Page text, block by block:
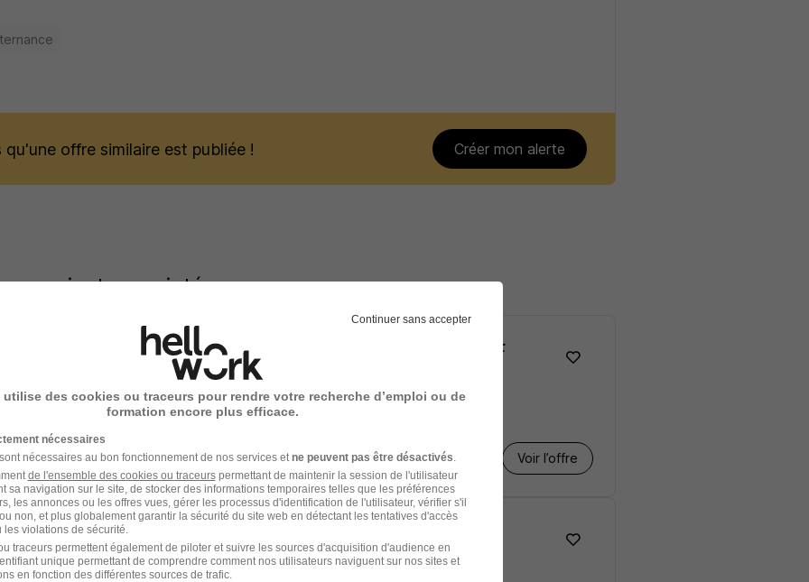
offre similaire est publiée ! Créer mon alerte
vous intéresser
Apprenti Vendeur en Boulangerie-Pâtisserie H/F
Maisons-Laffitte - 78 Alternance
Voir l’offre
il y a 8 jours
Apprenti Vendeur - Saint Mard H/F
Boulangerie Louise
Continuer sans accepter
utilise des cookies ou traceurs pour rendre votre recherche d’emploi ou de
formation encore plus efficace.
nécessaires
nécessaires au bon fonctionnement de nos services et ne peuvent pas être désactivés
de l'ensemble des cookies ou traceurspermettant de maintenir la session de l'utilisateur
sa navigation sur le site, de stocker des informations temporaires telles que les préférences
les annonces ou les offres vues, gérer les processus d'identification de l'utilisateur, vérifier s'il
non, et plus globalement garantir la sécurité du site web en détectant les tentatives d'accès
violations de sécurité.
traceurs permettent également de piloter et suivre les sources d'acquisition d'audience en
unique permettant de comprendre comment nos utilisateurs naviguent sur nos sites et
en fonction des différentes sources de trafic.